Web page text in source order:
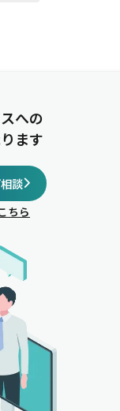
への
ます
談
ちら